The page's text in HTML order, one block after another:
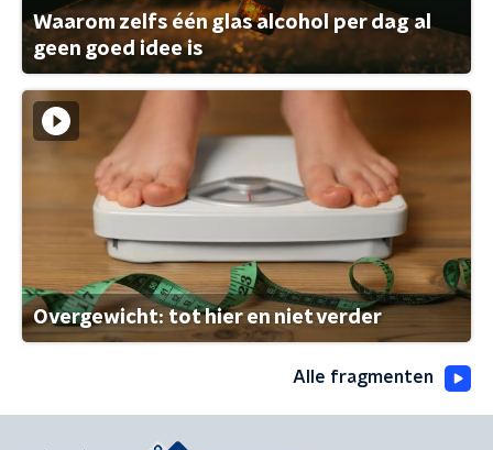
Waarom zelfs één glas alcohol per dag al
geen goed idee is
Overgewicht: tot hier en niet verder
Alle fragmenten